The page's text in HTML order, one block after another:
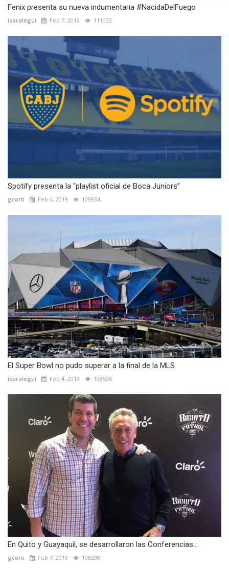
Fenix presenta su nueva indumentaria #NacidaDelFuego
isaralegui Feb 7, 2019 111032
Spotify presenta la “playlist oficial de Boca Juniors”
gcorti Feb 4, 2019 109934
El Super Bowl no pudo superar a la final de la MLS
isaralegui Feb 4, 2019 108506
En Quito y Guayaquil, se desarrollaron las Conferencias...
gcorti Feb 7, 2019 108298